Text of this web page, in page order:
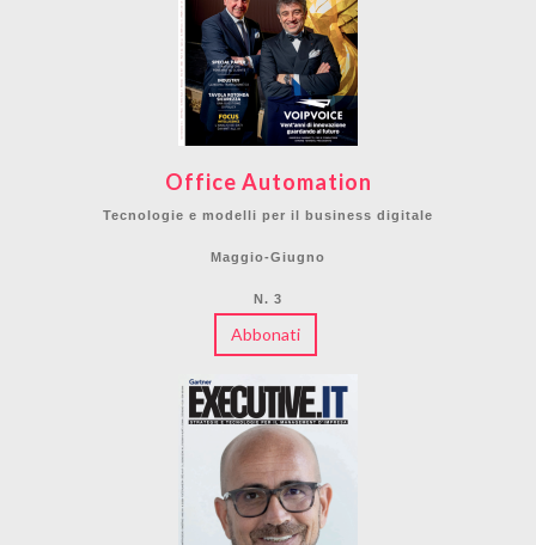
Office Automation
Tecnologie e modelli per il business digitale
Maggio-Giugno
N. 3
Abbonati